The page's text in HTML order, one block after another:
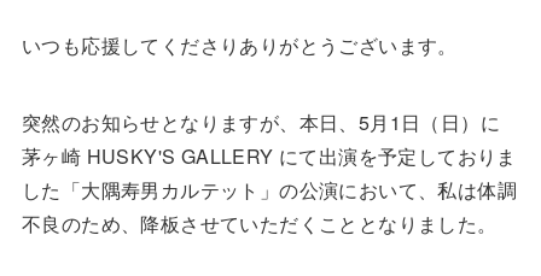
いつも応援してくださりありがとうございます。
突然のお知らせとなりますが、本日、5月1日（日）に
茅ヶ崎 HUSKY'S GALLERY にて出演を予定しておりま
した「大隅寿男カルテット」の公演において、私は体調
不良のため、降板させていただくこととなりました。